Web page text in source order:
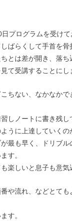
プログラムを受けて
ばらくして手首を
とは差が開き、落ち
て受講することにし
ちない、なかなかで
しノートに書き残し
うに上達していくの
最も早く、ドリブル
す。
楽しいと息子も意気
や流れ、などとて
す。